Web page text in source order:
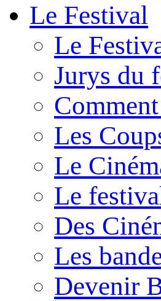
Le Festival
Le
Jurys du
Les
Le
Le
Des
Les
Devenir